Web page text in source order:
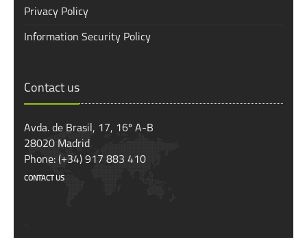
Privacy Policy
Information Security Policy
Contact us
Avda. de Brasil, 17, 16º A-B
28020 Madrid
Phone: (+34) 917 883 410
CONTACT US